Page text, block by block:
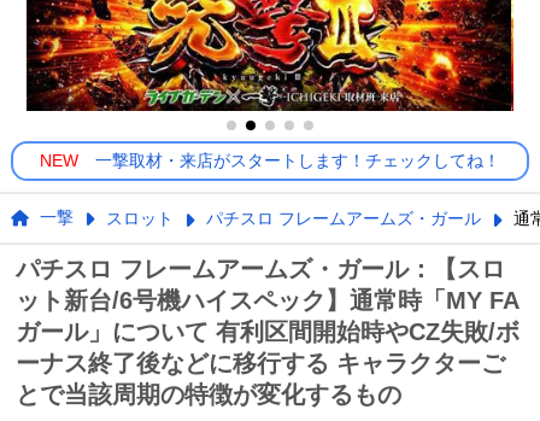
NEW 一撃取材・来店がスタートします！チェックしてね！
一撃 スロット パチスロ フレームアームズ・ガール 通
パチスロ フレームアームズ・ガール：【スロ
ット新台/6号機ハイスペック】通常時「MY FA
ガール」について 有利区間開始時やCZ失敗/ボ
ーナス終了後などに移行する キャラクターご
とで当該周期の特徴が変化するもの